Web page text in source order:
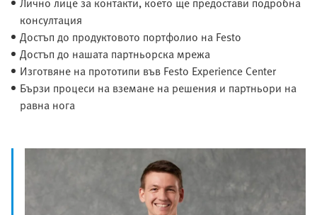
консултация
Достъп до продуктовото портфолио на Festo
Достъп до нашата партньорска мрежа
Изготвяне на прототипи във Festo Experience Center
Бързи процеси на вземане на решения и партньори на
равна нога